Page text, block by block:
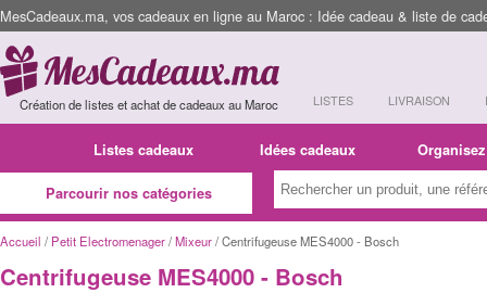
MesCadeaux.ma, vos cadeaux en ligne au Maroc : Idée cadeau & liste de
Création de listes et achat de cadeaux au Maroc LISTES LIVRAISON
Listes cadeaux Idées cadeaux
Parcourir nos catégories
Accueil / Petit Electromenager/Mixeur/ Centrifugeuse MES4000 - Bosch
Centrifugeuse MES4000 - Bosch